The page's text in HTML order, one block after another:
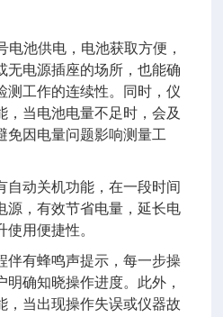
电池供电，电池获取方便，
无电源插座的场所，也能确
测工作的连续性。同时，仪
，当电池电量不足时，会及
免因电量问题影响测量工
自动关机功能，在一段时间
源，有效节省电量，延长电
用便捷性。
伴有蜂鸣声提示，每一步操
确知晓操作进度。此外，
，当出现操作失误或仪器故